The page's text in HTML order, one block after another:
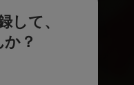
して、
？